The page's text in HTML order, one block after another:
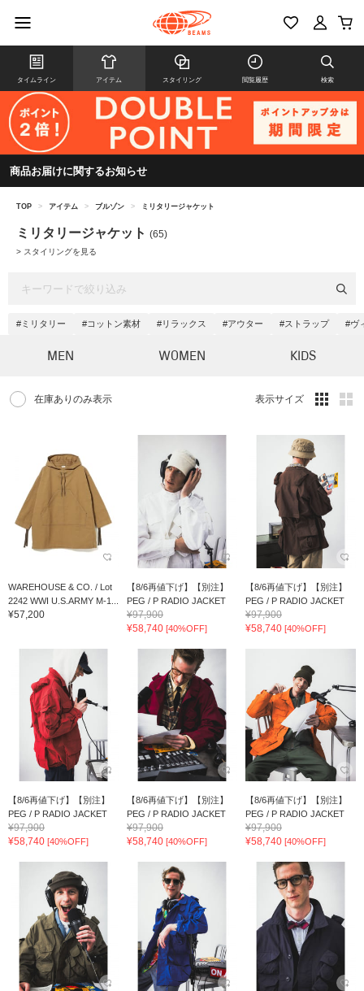
タイムライン アイテム スタイリング 閲覧履歴 検索
商品お届けに関するお知らせ
TOP > アイテム > ブルゾン > ミリタリージャケット
ミリタリージャケット (65)
> スタイリングを見る
#ミリタリー #コットン素材 #リラックス #アウター #ストラップ #ヴ
MEN WOMEN KIDS
在庫ありのみ表示 表示サイズ
WAREHOUSE & CO. / Lot
2242 WWI U.S.ARMY M-1...
¥57,200
【8/6再値下げ】【別注】
PEG / P RADIO JACKET
¥97,900
¥58,740 [40%OFF]
【8/6再値下げ】【別注】
PEG / P RADIO JACKET
¥97,900
¥58,740 [40%OFF]
【8/6再値下げ】【別注】
PEG / P RADIO JACKET
¥97,900
¥58,740 [40%OFF]
【8/6再値下げ】【別注】
PEG / P RADIO JACKET
¥97,900
¥58,740 [40%OFF]
【8/6再値下げ】【別注】
PEG / P RADIO JACKET
¥97,900
¥58,740 [40%OFF]